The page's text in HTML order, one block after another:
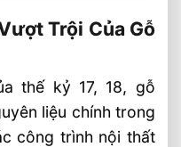
SHT
Tại SHT Việt Nam
Trội Của Gỗ
thế kỷ 17, 18, gỗ
liệu chính trong
công trình nội thất